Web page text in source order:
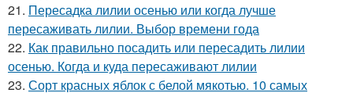
21. Пересадка лилии осенью или когда лучше
пересаживать лилии. Выбор времени года
22. Как правильно посадить или пересадить лилии
осенью. Когда и куда пересаживают лилии
23. Сорт красных яблок с белой мякотью. 10 самых